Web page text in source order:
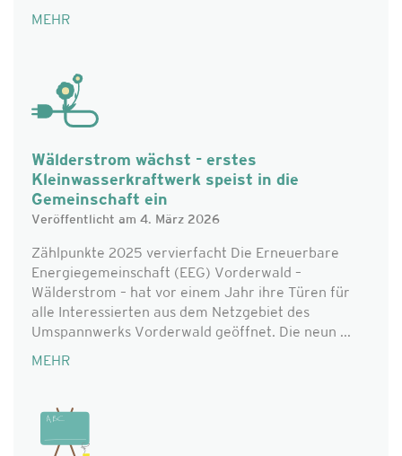
MEHR
Wälderstrom wächst - erstes
Kleinwasserkraftwerk speist in die
Gemeinschaft ein
Veröffentlicht am 4. März 2026
Zählpunkte 2025 vervierfacht Die Erneuerbare
Energiegemeinschaft (EEG) Vorderwald –
Wälderstrom – hat vor einem Jahr ihre Türen für
alle Interessierten aus dem Netzgebiet des
Umspannwerks Vorderwald geöffnet. Die neun ...
MEHR